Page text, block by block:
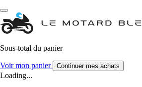
Sous-total du panier
Voir mon panier Continuer mes achats
Loading...